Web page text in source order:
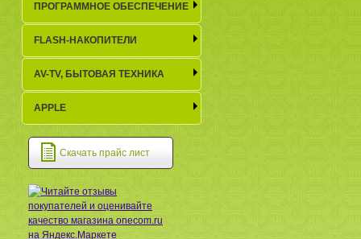
ПРОГРАММНОЕ ОБЕСПЕЧЕНИЕ
FLASH-НАКОПИТЕЛИ
AV-TV, БЫТОВАЯ ТЕХНИКА
APPLE
Скачать прайс лист